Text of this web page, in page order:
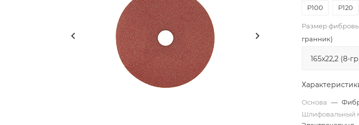
P100 P120
Размер
гранник)
Основа —
Шлифовальный